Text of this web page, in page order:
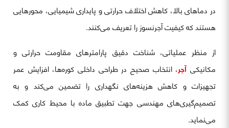
در دماهای بالا، کاهش اختلاف حرارتی و پایداری شیمیایی، محورهایی
هستند که کیفیت آجرنسوز را تعریف می‌کنند.
از منظر عملیاتی، شناخت دقیق پارامترهای مقاومت حرارتی و
مکانیکیآجر، انتخاب صحیح در طراحی داخلی کوره‌ها، افزایش عمر
تجهیزات و کاهش هزینه‌های نگهداری را تضمین می‌کند و به
تصمیم‌گیری‌های مهندسی جهت تطبیق ماده با محیط کاری کمک
می‌نماید.